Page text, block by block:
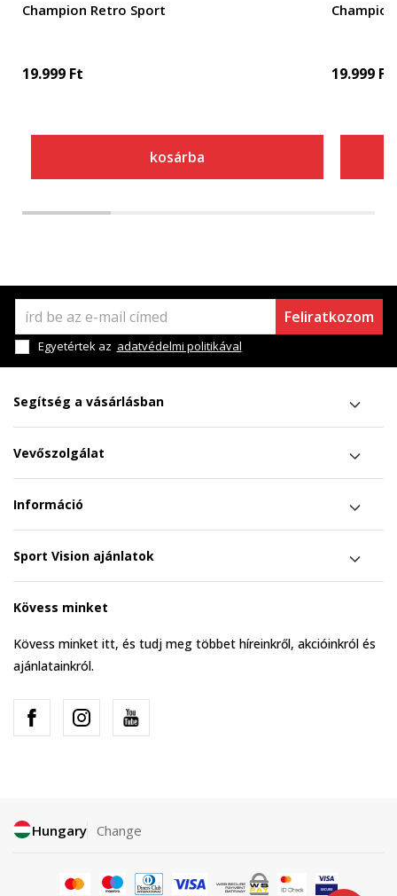
Champion Retro Sport
19.999 Ft
kosárba
19.999 Ft
Feliratkozom
Egyetértek az adatvédelmi politikával
Segítség a vásárlásban
Vevőszolgálat
Információ
Sport Vision ajánlatok
Kövess minket
Kövess minket itt, és tudj meg többet híreinkről, akcióinkról és
ajánlatainkról.
Hungary Change